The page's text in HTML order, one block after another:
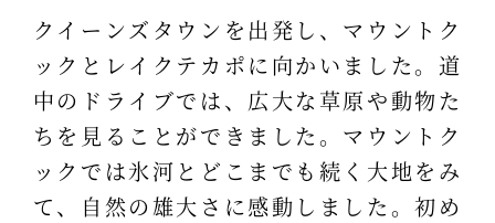
クイーンズタウンを出発し、マウントク
ックとレイクテカポに向かいました。道
中のドライブでは、広大な草原や動物た
ちを見ることができました。マウントク
ックでは氷河とどこまでも続く大地をみ
て、自然の雄大さに感動しました。初め